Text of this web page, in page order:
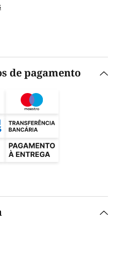
de pagamento